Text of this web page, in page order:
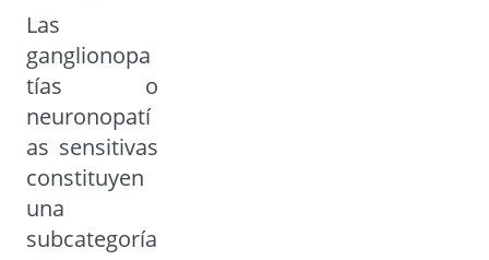
Las
ganglionopa
tías o
neuronopatí
as sensitivas
constituyen
una
subcategoría